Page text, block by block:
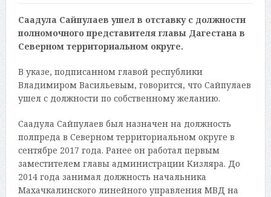
Саадула Сайпулаев ушел в отставку с должности
полномочного представителя главы Дагестана в
Северном территориальном округе.
В указе, подписанном главой республики
Владимиром Васильевым, говорится, что Сайпулаев
ушел с должности по собственному желанию.
Саадула Сайпулаев был назначен на должность
полпреда в Северном территориальном округе в
сентябре 2017 года. Ранее он работал первым
заместителем главы администрации Кизляра. До
2014 года занимал должность начальника
Махачкалинского линейного управления МВД на